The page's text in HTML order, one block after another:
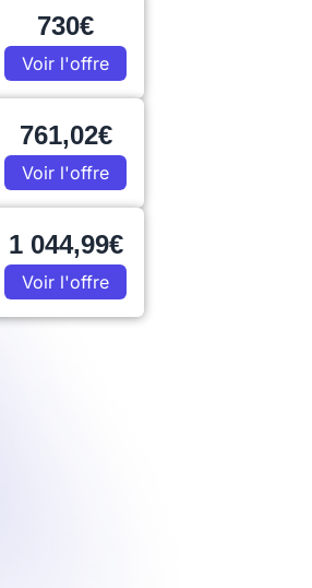
730€
Voir l'offre
761,02€
Voir l'offre
1 044,99€
Voir l'offre